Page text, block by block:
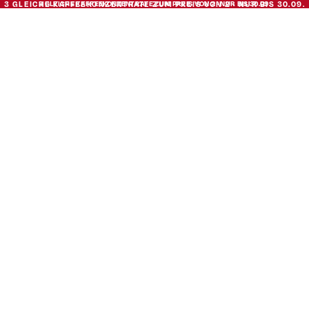
3 GLEICHE KAFFEEKONZENTRATE ZUMPREIS VON 2 · NUR BIS 30.09.
3 GLEICHE KAFFEEKONZENTRATE ZUM PREIS VON 2 · NUR BIS 30.09.